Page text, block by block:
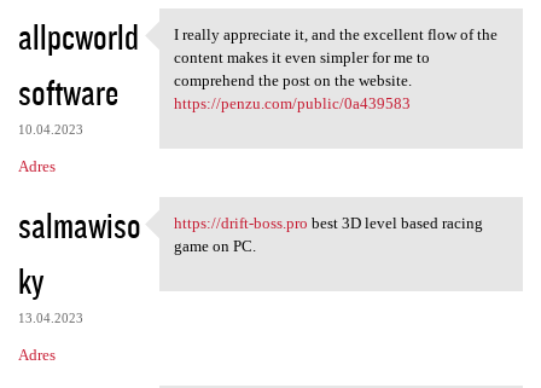
allpcworld
software
10.04.2023
Adres
I really appreciate it, and
I really appreciate it, and the excellent flow of the
content makes it even simpler for me to
comprehend the post on the website.
https://penzu.com/public/0a439583
salmawiso
ky
13.04.2023
Adres
https://drift-boss.pro best
https://drift-boss.pro best 3D level based racing
game on PC.